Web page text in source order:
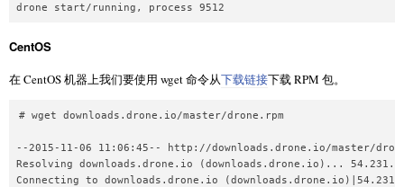
CentOS
在 CentOS 机器上我们要使用 wget 命令从下载链接下载 RPM 包。
# wget downloads.drone.io/master/drone.rpm
--2015-11-06 11:06:45-- http://downloads.drone.io/master/
Resolving downloads.drone.io (downloads.drone.io)...
Connecting to downloads.drone.io